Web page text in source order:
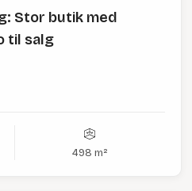
Stor butik med
til salg
498 m²